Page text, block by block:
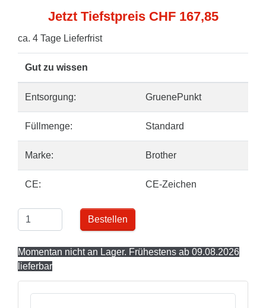
Jetzt Tiefstpreis CHF 167,85
ca. 4 Tage Lieferfrist
Gut zu wissen
Entsorgung: GruenePunkt
Füllmenge: Standard
Marke: Brother
CE: CE-Zeichen
Bestellen
Momentan nicht an Lager. Frühestens ab 09.08.2026
lieferbar